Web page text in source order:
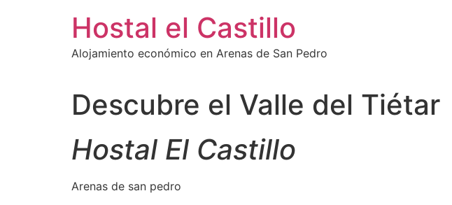
Hostal el Castillo
Alojamiento económico en Arenas de San Pedro
Descubre el Valle del Tiétar
Hostal El Castillo
Arenas de san pedro